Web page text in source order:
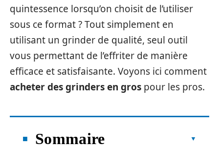
quintessence lorsqu’on choisit de l’utiliser
sous ce format ? Tout simplement en
utilisant un grinder de qualité, seul outil
vous permettant de l’effriter de manière
efficace et satisfaisante. Voyons ici comment
acheter des grinders en gros pour les pros.
Sommaire